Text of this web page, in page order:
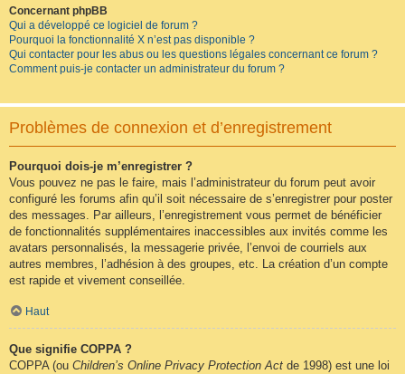
Concernant phpBB
Qui a développé ce logiciel de forum ?
Pourquoi la fonctionnalité X n’est pas disponible ?
Qui contacter pour les abus ou les questions légales concernant ce forum ?
Comment puis-je contacter un administrateur du forum ?
Problèmes de connexion et d’enregistrement
Pourquoi dois-je m’enregistrer ?
Vous pouvez ne pas le faire, mais l’administrateur du forum peut avoir
configuré les forums afin qu’il soit nécessaire de s’enregistrer pour poster
des messages. Par ailleurs, l’enregistrement vous permet de bénéficier
de fonctionnalités supplémentaires inaccessibles aux invités comme les
avatars personnalisés, la messagerie privée, l’envoi de courriels aux
autres membres, l’adhésion à des groupes, etc. La création d’un compte
est rapide et vivement conseillée.
Haut
Que signifie COPPA ?
COPPA (ou Children’s Online Privacy Protection Act de 1998) est une loi